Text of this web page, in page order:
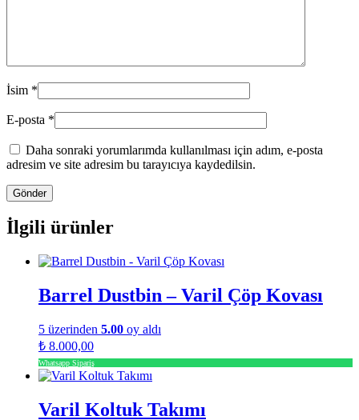
İsim *
E-posta *
Daha sonraki yorumlarımda kullanılması için adım, e-posta
adresim ve site adresim bu tarayıcıya kaydedilsin.
İlgili ürünler
Barrel Dustbin – Varil Çöp Kovası
5 üzerinden 5.00 oy aldı
₺ 8.000,00
Whatsapp Sipariş
Varil Koltuk Takımı